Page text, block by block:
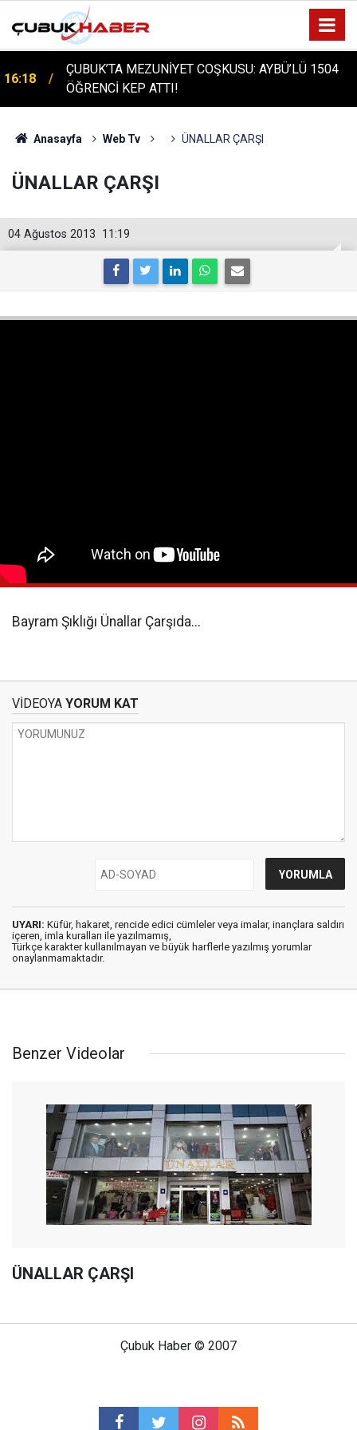
16:18
ÇUBUK’TA MEZUNİYET COŞKUSU: AYBÜ’LÜ 1504
16:14
ÇUBUK'TA TARİHİ GÜN: PROTÜRK PLAZMA
FRAKSİNASYON TESİSİ'NİN TEMELİ ATILDI
Anasayfa Web Tv ÜNALLAR ÇARŞI
ÜNALLAR ÇARŞI
11:19
04 Ağustos 2013
Bayram Şıklığı Ünallar Çarşıda...
VİDEOYA YORUM KAT
UYARI: Küfür, hakaret, rencide edici cümleler veya imalar, inançlara saldırı
içeren, imla kuralları ile yazılmamış,
Türkçe karakter kullanılmayan ve büyük harflerle yazılmış yorumlar
onaylanmamaktadır.
Benzer Videolar
ÜNALLAR ÇARŞI
Çubuk Haber © 2007